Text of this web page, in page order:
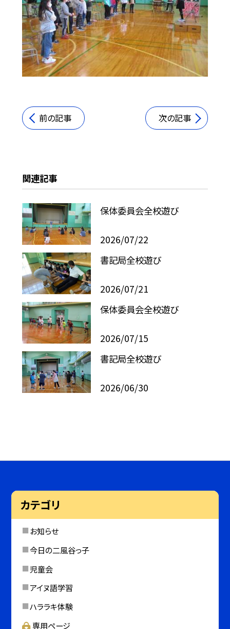
前の記事 次の記事
関連記事
保体委員会全校遊び
2026/07/22
書記局全校遊び
2026/07/21
保体委員会全校遊び
2026/07/15
書記局全校遊び
2026/06/30
カテゴリ
お知らせ
今日の二風谷っ子
児童会
アイヌ語学習
ハララキ体験
専用ページ